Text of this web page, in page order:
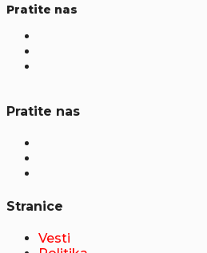
Pratite nas
Pratite nas
Stranice
Vesti